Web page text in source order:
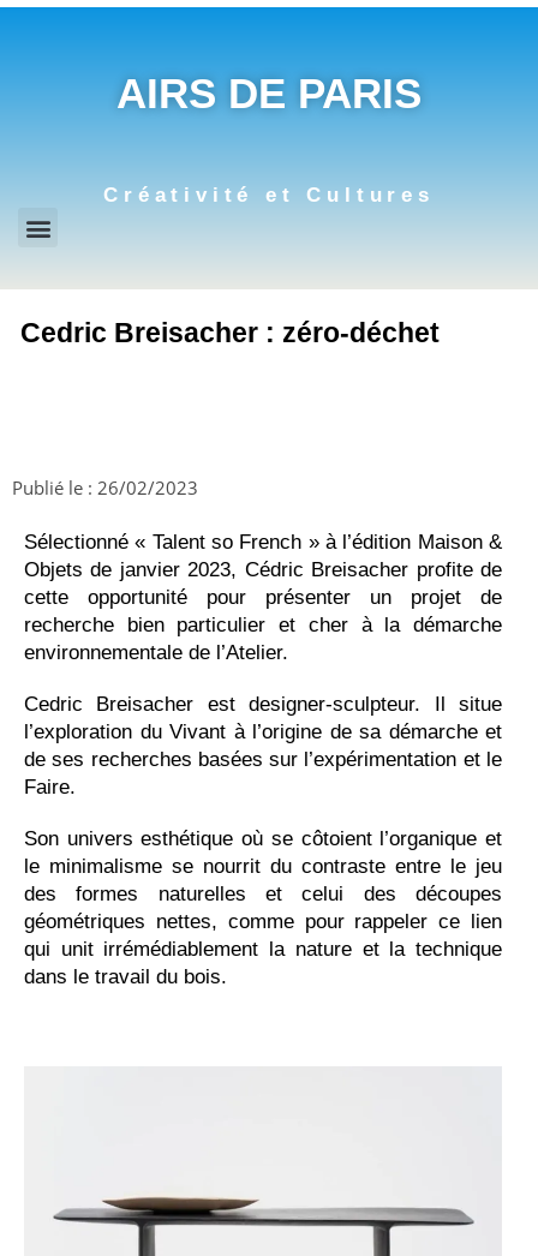
AIRS DE PARIS
Créativité et Cultures
Cedric Breisacher : zéro-déchet
Publié le : 26/02/2023
Sélectionné « Talent so French » à l’édition Maison &
Objets de janvier 2023, Cédric Breisacher profite de
cette opportunité pour présenter un projet de
recherche bien particulier et cher à la démarche
environnementale de l’Atelier.
Cedric Breisacher est designer-sculpteur. Il situe
l’exploration du Vivant à l’origine de sa démarche et
de ses recherches basées sur l’expérimentation et le
Faire.
Son univers esthétique où se côtoient l’organique et
le minimalisme se nourrit du contraste entre le jeu
des formes naturelles et celui des découpes
géométriques nettes, comme pour rappeler ce lien
qui unit irrémédiablement la nature et la technique
dans le travail du bois.